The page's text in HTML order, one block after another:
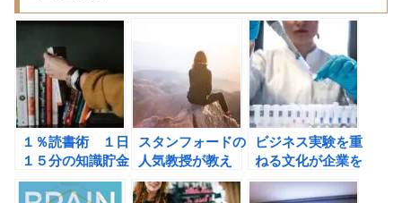
１％読書術 １日
１５分の知識貯金
（マグ）の書評
スタンフォードの
人気教授が教え
る 「使える」ア
イデアを「無限
ビジネス実験を重
ねる文化が企業を
成功に導く(ステ
ファン・トムク)